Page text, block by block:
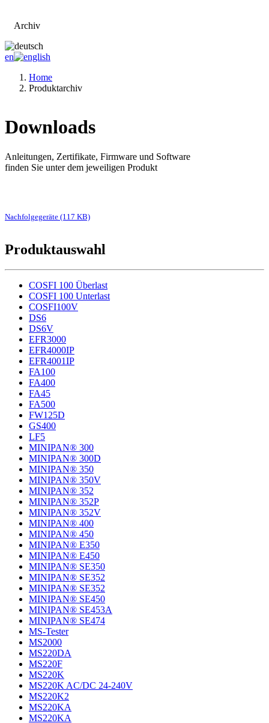
Archiv
en
Home
Produktarchiv
Downloads
Anleitungen, Zertifikate, Firmware und Software
finden Sie unter dem jeweiligen Produkt
Nachfolgegeräte (117 KB)
Produktauswahl
COSFI 100 Überlast
COSFI 100 Unterlast
COSFI100V
DS6
DS6V
EFR3000
EFR4000IP
EFR4001IP
FA100
FA400
FA45
FA500
FW125D
GS400
LF5
MINIPAN® 300
MINIPAN® 300D
MINIPAN® 350
MINIPAN® 350V
MINIPAN® 352
MINIPAN® 352P
MINIPAN® 352V
MINIPAN® 400
MINIPAN® 450
MINIPAN® E350
MINIPAN® E450
MINIPAN® SE350
MINIPAN® SE352
MINIPAN® SE352
MINIPAN® SE450
MINIPAN® SE453A
MINIPAN® SE474
MS-Tester
MS2000
MS220DA
MS220F
MS220K
MS220K AC/DC 24-240V
MS220K2
MS220KA
MS220KA